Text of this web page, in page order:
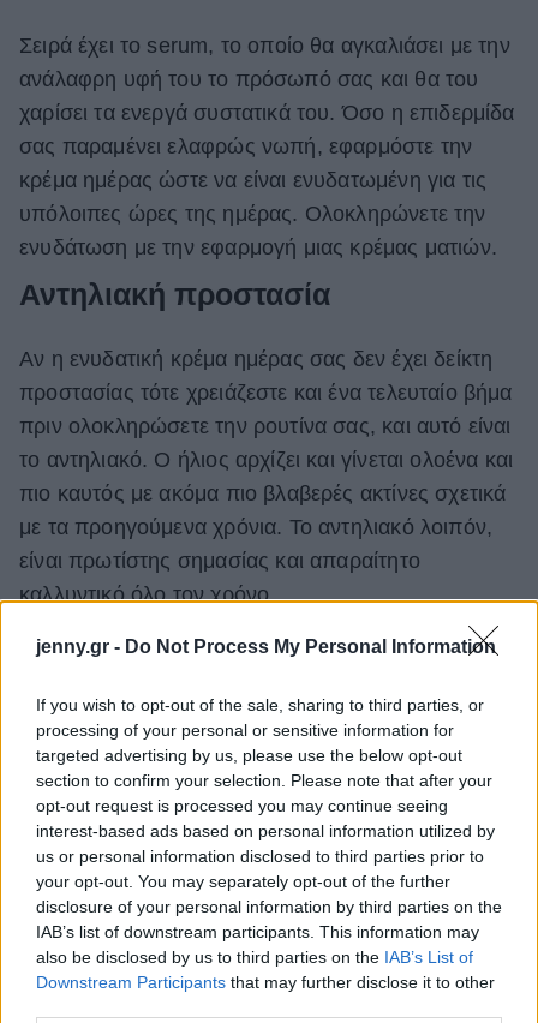
jenny.gr - Do Not Process My Personal Information
If you wish to opt-out of the sale, sharing to third parties, or
processing of your personal or sensitive information for
targeted advertising by us, please use the below opt-out
section to confirm your selection. Please note that after your
opt-out request is processed you may continue seeing
interest-based ads based on personal information utilized by
us or personal information disclosed to third parties prior to
your opt-out. You may separately opt-out of the further
disclosure of your personal information by third parties on the
IAB’s list of downstream participants. This information may
also be disclosed by us to third parties on the IAB’s List of
Downstream Participants that may further disclose it to other
Σειρά έχει το serum, το οποίο θα αγκαλιάσει με την
ανάλαφρη υφή του το πρόσωπό σας και θα του
χαρίσει τα ενεργά συστατικά του. Όσο η επιδερμίδα
σας παραμένει ελαφρώς νωπή, εφαρμόστε την
κρέμα ημέρας ώστε να είναι ενυδατωμένη για τις
υπόλοιπες ώρες της ημέρας. Ολοκληρώνετε την
ενυδάτωση με την εφαρμογή μιας κρέμας ματιών.
Αντηλιακή προστασία
Αν η ενυδατική κρέμα ημέρας σας δεν έχει δείκτη
προστασίας τότε χρειάζεστε και ένα τελευταίο βήμα
πριν ολοκληρώσετε την ρουτίνα σας, και αυτό είναι
το αντηλιακό. Ο ήλιος αρχίζει και γίνεται ολοένα και
πιο καυτός με ακόμα πιο βλαβερές ακτίνες σχετικά
με τα προηγούμενα χρόνια. Το αντηλιακό λοιπόν,
είναι πρωτίστης σημασίας και απαραίτητο
καλλυντικό όλο τον χρόνο.